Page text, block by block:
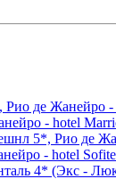
де Жанейро -
- hotel
5*, Рио де
- hotel
4* (Экс -